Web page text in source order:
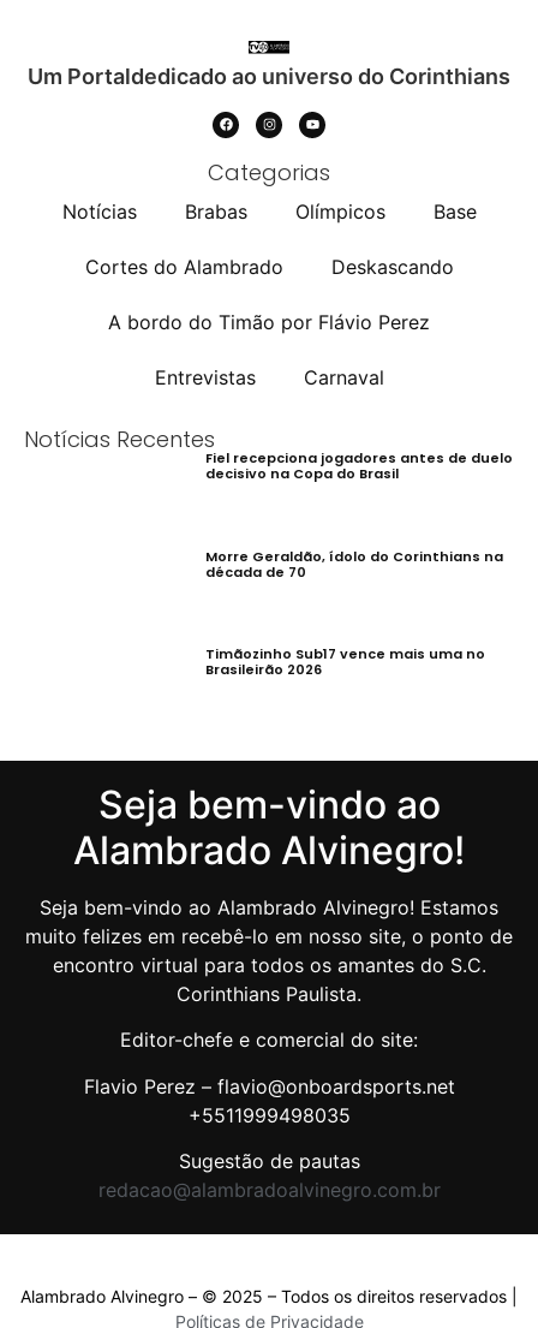
Um Portaldedicado ao universo do Corinthians
Categorias
Notícias Brabas Olímpicos Base
Cortes do Alambrado Deskascando
A bordo do Timão por Flávio Perez
Entrevistas Carnaval
Notícias Recentes
Fiel recepciona jogadores antes de duelo
decisivo na Copa do Brasil
Morre Geraldão, ídolo do Corinthians na
década de 70
Timãozinho Sub17 vence mais uma no
Brasileirão 2026
Seja bem-vindo ao
Alambrado Alvinegro!
Seja bem-vindo ao Alambrado Alvinegro! Estamos
muito felizes em recebê-lo em nosso site, o ponto de
encontro virtual para todos os amantes do S.C.
Corinthians Paulista.
Editor-chefe e comercial do site:
Flavio Perez – flavio@onboardsports.net
+5511999498035
Sugestão de pautas
redacao@alambradoalvinegro.com.br
Alambrado Alvinegro – © 2025 – Todos os direitos reservados |
Políticas de Privacidade